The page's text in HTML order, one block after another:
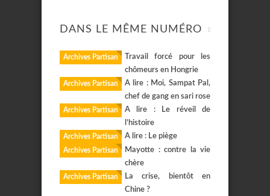
DANS LE MÊME NUMÉRO
Archives Partisan
Travail forcé pour les
chômeurs en Hongrie
Archives Partisan
A lire : Moi, Sampat Pal,
chef de gang en sari rose
Archives Partisan
A lire : Le réveil de
l’histoire
Archives Partisan A lire : Le piège
Archives Partisan
Mayotte : contre la vie
chère
Archives Partisan
La crise, bientôt en
Chine ?